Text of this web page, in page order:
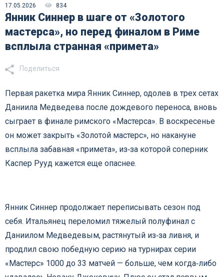
17.05.2026 834
Янник Синнер в шаге от «Золотого
мастерса», но перед финалом в Риме
всплыла странная «примета»
Поделиться
Первая ракетка мира Янник Синнер, одолев в трех сетах
Даниила Медведева после дождевого переноса, вновь
сыграет в финале римского «Мастерса». В воскресенье
он может закрыть «Золотой мастерс», но накануне
всплыла забавная «примета», из‑за которой соперник
Каспер Рууд кажется еще опаснее.
Янник Синнер продолжает переписывать сезон под
себя. Итальянец переломил тяжелый полуфинал с
Даниилом Медведевым, растянутый из‑за ливня, и
продлил свою победную серию на турнирах серии
«Мастерс» 1000 до 33 матчей — больше, чем когда‑либо